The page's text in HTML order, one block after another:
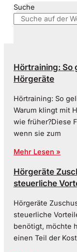
Suche
Hörtraining: So
Hörgeräte
Hörtraining: So
Warum klingt mit
wie früher?Diese
wenn sie zum
Mehr Lesen »
Hörgeräte
steuerliche
Hörgeräte
steuerliche
benötigt, möchte
einen Teil der